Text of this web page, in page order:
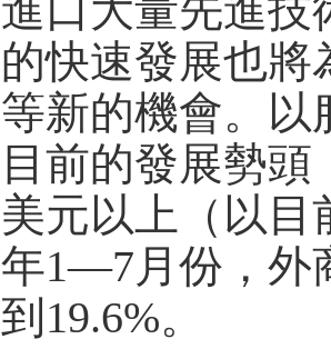
進口大量先進技
的快速發展也將
等新的機會。以
目前的發展勢頭
美元以上（以目
年1—7月份，外
到19.6%。